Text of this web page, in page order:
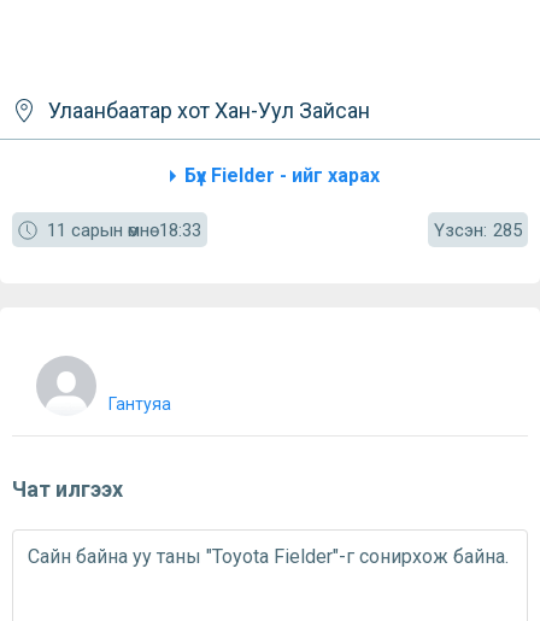
Улаанбаатар хотХан-Уул Зайсан
Бүх Fielder - ийг харах
11 сарын өмнө 18:33 Үзсэн: 285
Гантуяа
Чат илгээх